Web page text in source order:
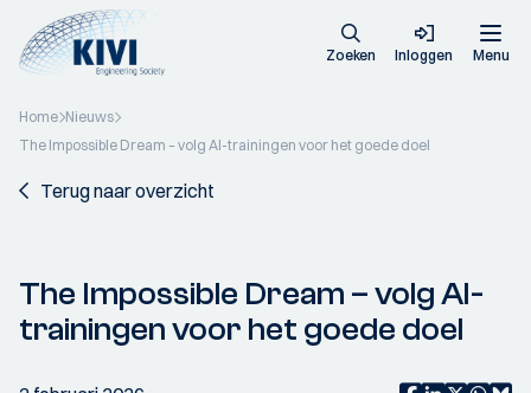
Zoeken Inloggen Menu
Home Nieuws
The Impossible Dream – volg AI-trainingen voor het goede doel
Terug naar overzicht
The Impossible Dream – volg AI-
trainingen voor het goede doel